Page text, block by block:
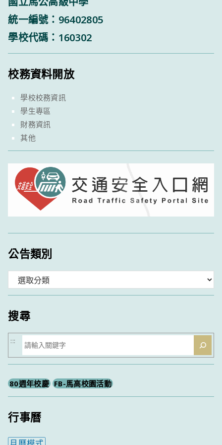
統一編號：96402805
學校代碼：160302
校務資料開放
學校校務資訊
學生專區
財務資訊
其他
公告類別
類
搜尋
搜
尋
:::
80週年校慶 FB-馬高校園活動
行事曆